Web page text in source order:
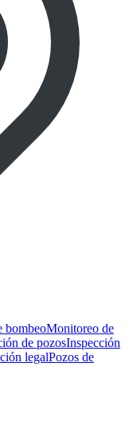
bombeoMonitoreo de
de pozosInspección
legalPozos de